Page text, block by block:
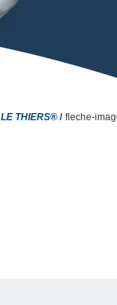
LE THIERS® fleche-